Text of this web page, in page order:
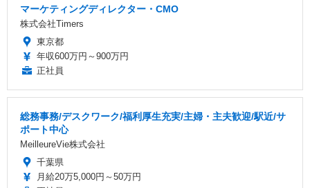
マーケティングディレクター・CMO
株式会社Timers
東京都
年収600万円～900万円
正社員
総務事務/デスクワーク/福利厚生充実/主婦・主夫歓迎/駅近/サ
ポート中心
MeilleureVie株式会社
千葉県
月給20万5,000円～50万円